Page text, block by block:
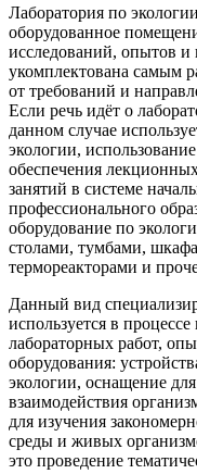
Лаборатория по
оборудованное
исследований, опытов
укомплектована самым
от требований и
Если речь идёт о
данном случае
экологии,
обеспечения
занятий в системе
профессионального
оборудование по
столами, тумбами,
термореакторами и
Данный вид
используется в
лабораторных работ,
оборудования:
экологии, оснащение
взаимодействия
для изучения
среды и живых
это проведение